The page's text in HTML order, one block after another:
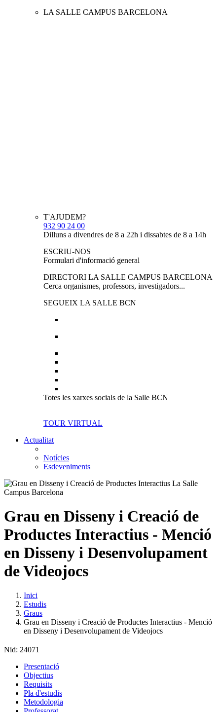
LA SALLE CAMPUS BARCELONA
T'AJUDEM?
932 90 24 00
Dilluns a divendres de 8 a 22h i dissabtes de 8 a 14h
ESCRIU-NOS
Formulari d'informació general
DIRECTORI LA SALLE CAMPUS BARCELONA
Cerca organismes, professors, investigadors...
SEGUEIX LA SALLE BCN
Totes les xarxes socials de la Salle BCN
TOUR VIRTUAL
Actualitat
Notícies
Esdeveniments
Grau en Disseny i Creació de
Productes Interactius - Menció
en Disseny i Desenvolupament
de Videojocs
Inici
Estudis
Graus
Grau en Disseny i Creació de Productes Interactius - Menció
en Disseny i Desenvolupament de Videojocs
Nid: 24071
Presentació
Objectius
Requisits
Pla d'estudis
Metodologia